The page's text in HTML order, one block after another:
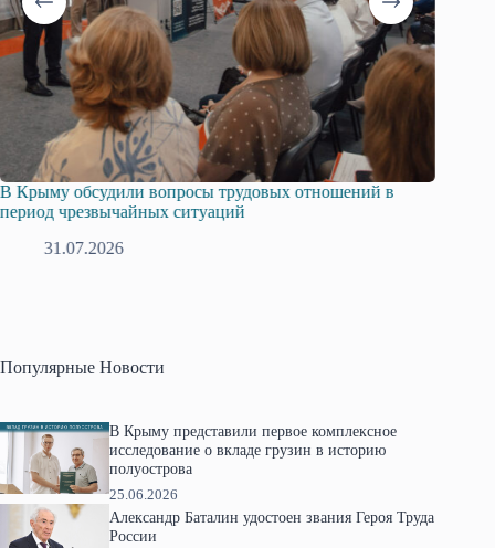
В Крыму обсудили вопросы трудовых отношений в
период чрезвычайных ситуаций
31.07.2026
Популярные Новости
В Крыму представили первое комплексное
исследование о вкладе грузин в историю
полуострова
25.06.2026
Александр Баталин удостоен звания Героя Труда
России